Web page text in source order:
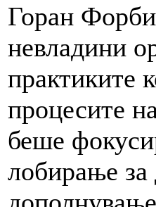
Горан
невладини
практиките
процесите
беше
лобирање